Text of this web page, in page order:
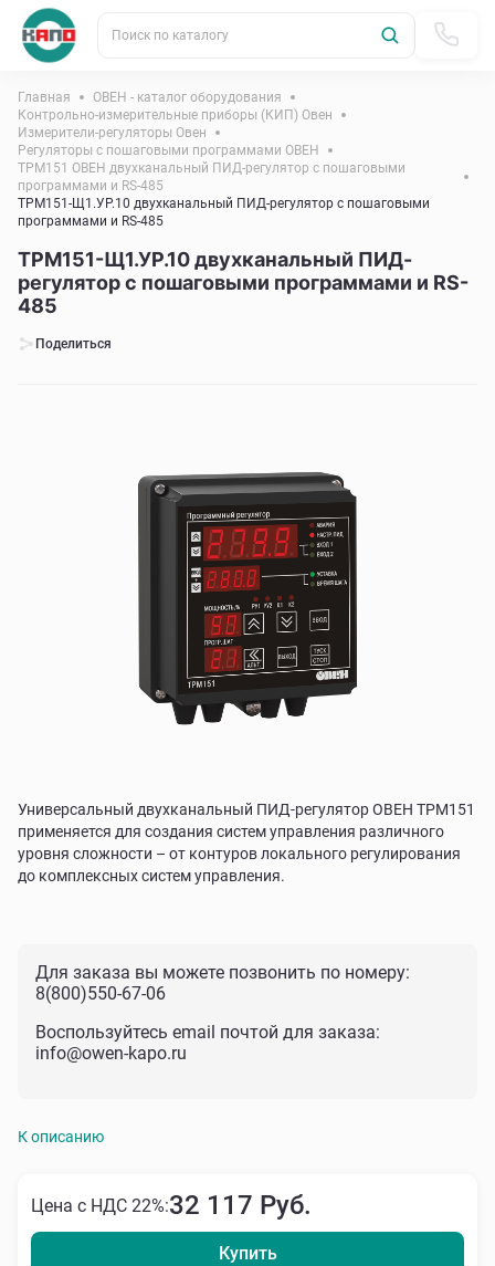
Поиск по каталогу
Главная
ОВЕН - каталог оборудования
Контрольно-измерительные приборы (КИП) Овен
Измерители-регуляторы Овен
Регуляторы с пошаговыми программами ОВЕН
ТРМ151 ОВЕН двухканальный ПИД-регулятор с пошаговыми
программами и RS-485
ТРМ151-Щ1.УР.10 двухканальный ПИД-регулятор с пошаговыми
программами и RS-485
ТРМ151-Щ1.УР.10 двухканальный ПИД-
регулятор с пошаговыми программами и RS-
485
Поделиться
Универсальный двухканальный ПИД-регулятор ОВЕН ТРМ151
применяется для создания систем управления различного
уровня сложности – от контуров локального регулирования
до комплексных систем управления.
Для заказа вы можете позвонить по номеру:
8(800)550-67-06
Воспользуйтесь email почтой для заказа:
info@owen-kapo.ru
К описанию
Цена с НДС 22%:32 117 Руб.
Купить